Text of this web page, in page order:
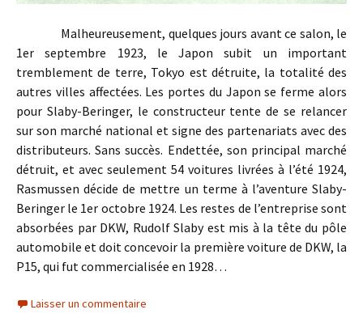
Malheureusement, quelques jours avant ce salon, le
1er septembre 1923, le Japon subit un important
tremblement de terre, Tokyo est détruite, la totalité des
autres villes affectées. Les portes du Japon se ferme alors
pour Slaby-Beringer, le constructeur tente de se relancer
sur son marché national et signe des partenariats avec des
distributeurs. Sans succès. Endettée, son principal marché
détruit, et avec seulement 54 voitures livrées à l’été 1924,
Rasmussen décide de mettre un terme à l’aventure Slaby-
Beringer le 1er octobre 1924. Les restes de l’entreprise sont
absorbées par DKW, Rudolf Slaby est mis à la tête du pôle
automobile et doit concevoir la première voiture de DKW, la
P15, qui fut commercialisée en 1928…
Laisser un commentaire